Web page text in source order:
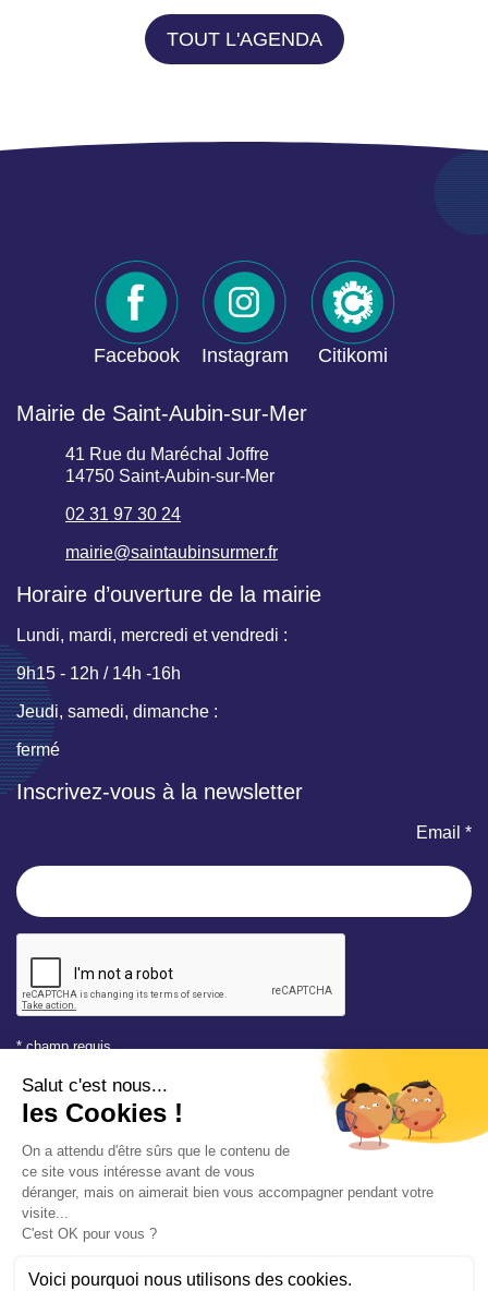
TOUT L'AGENDA
Facebook Instagram Citikomi
Mairie de Saint-Aubin-sur-Mer
41 Rue du Maréchal Joffre
14750 Saint-Aubin-sur-Mer
02 31 97 30 24
mairie@saintaubinsurmer.fr
Horaire d’ouverture de la mairie
Lundi, mardi, mercredi et vendredi :
9h15 - 12h / 14h -16h
Jeudi, samedi, dimanche :
fermé
Inscrivez-vous à la newsletter
Email *
* champ requis
Votre adresse e-mail est uniquement utilisée pour vous
envoyer les lettres d'information de la Mairie de Saint-Aubin-
sur-Mer. Vous pouvez à tout moment utiliser le lien de
désabonnement intégré dans la newsletter. Consultez notre
politique de confidentialité pour en savoir plus.